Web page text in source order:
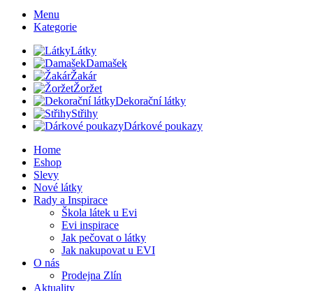
Menu
Kategorie
Látky
Damašek
Žakár
Žoržet
Dekorační látky
Střihy
Dárkové poukazy
Home
Eshop
Slevy
Nové látky
Rady a Inspirace
Škola látek u Evi
Evi inspirace
Jak pečovat o látky
Jak nakupovat u EVI
O nás
Prodejna Zlín
Aktuality